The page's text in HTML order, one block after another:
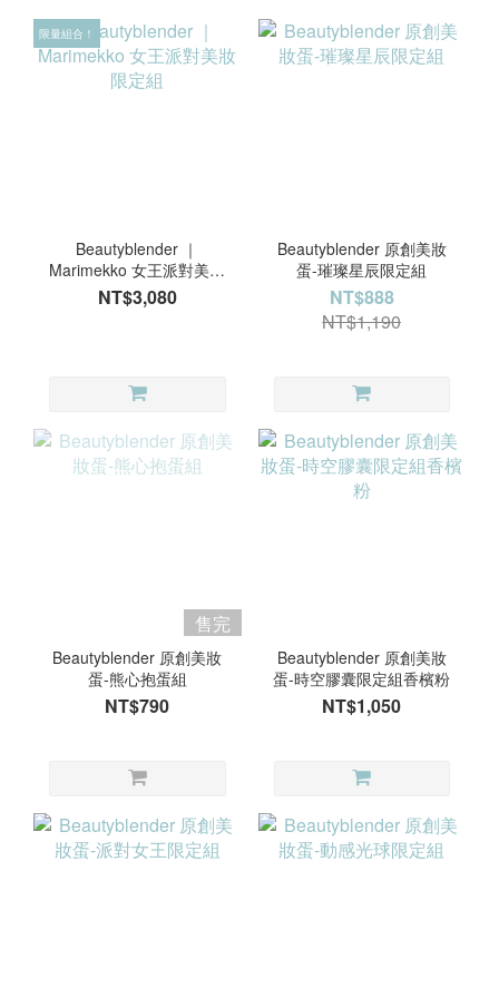
限量組合！
Beautyblender ｜
Marimekko 女王派對美妝
限定組
NT$3,080
Beautyblender 原創美妝
蛋-璀璨星辰限定組
NT$888
NT$1,190
售完
Beautyblender 原創美妝
蛋-熊心抱蛋組
NT$790
Beautyblender 原創美妝
蛋-時空膠囊限定組香檳粉
NT$1,050